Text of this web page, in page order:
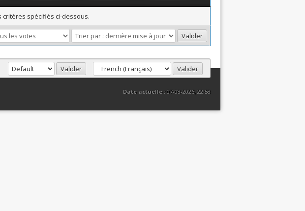
critères spécifiés ci-dessous.
Date actuelle :07-08-2026, 22:58